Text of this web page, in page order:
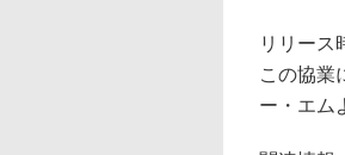
リリース
この協業
ー・エム